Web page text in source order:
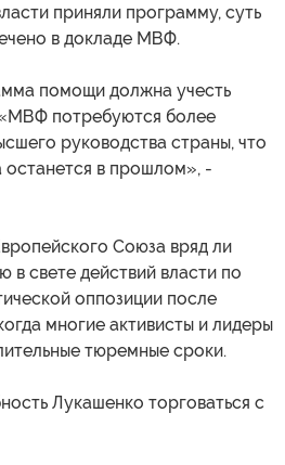
приняли программу, суть
в докладе МВФ.
помощи должна учесть
потребуются более
руководства страны, что
останется в прошлом», -
Союза вряд ли
свете действий власти по
оппозиции после
многие активисты и лидеры
тюремные сроки.
Лукашенко торговаться с